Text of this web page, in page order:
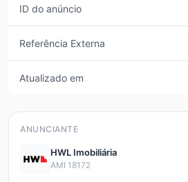
ID do anúncio
Referência Externa
Atualizado em
ANUNCIANTE
HWL Imobiliária
AMI 18172